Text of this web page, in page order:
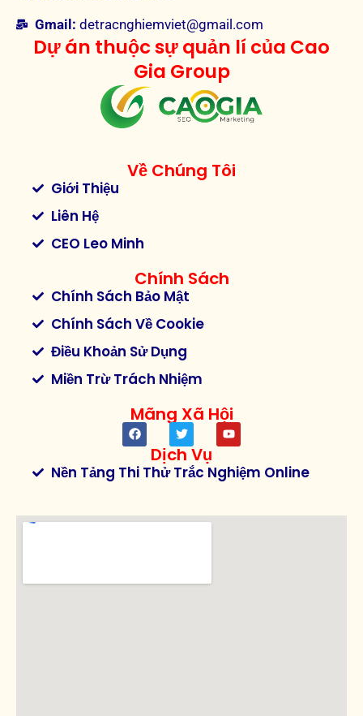
Gmail: detracnghiemviet@gmail.com
Dự án thuộc sự quản lí của Cao
Gia Group
Về Chúng Tôi
Giới Thiệu
Liên Hệ
CEO Leo Minh
Chính Sách
Chính Sách Bảo Mật
Chính Sách Về Cookie
Điều Khoản Sử Dụng
Miền Trừ Trách Nhiệm
Mãng Xã Hội
Dịch Vụ
Nền Tảng Thi Thử Trắc Nghiệm Online